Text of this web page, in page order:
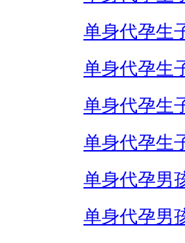
单身代孕生
单身代孕生
单身代孕生
单身代孕生
单身代孕男
单身代孕男